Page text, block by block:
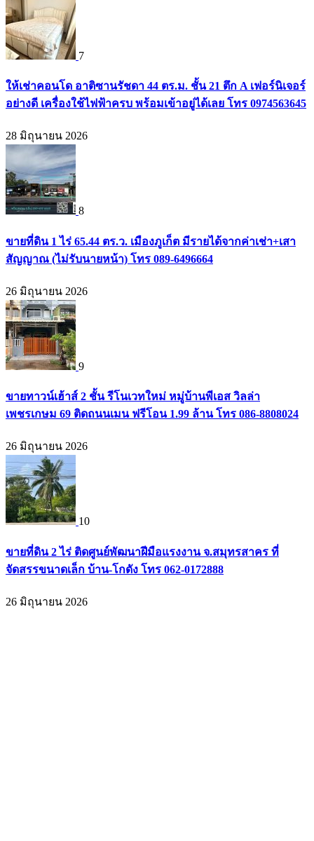
7
ให้เช่าคอนโด อาติซานรัชดา 44 ตร.ม. ชั้น 21 ตึก A เฟอร์นิเจอร์
อย่างดี เครื่องใช้ไฟฟ้าครบ พร้อมเข้าอยู่ได้เลย โทร 0974563645
28 มิถุนายน 2026
8
ขายที่ดิน 1 ไร่ 65.44 ตร.ว. เมืองภูเก็ต มีรายได้จากค่าเช่า+เสา
สัญญาณ (ไม่รับนายหน้า) โทร 089-6496664
26 มิถุนายน 2026
9
ขายทาวน์เฮ้าส์ 2 ชั้น รีโนเวทใหม่ หมู่บ้านพีเอส วิลล่า
เพชรเกษม 69 ติดถนนเมน ฟรีโอน 1.99 ล้าน โทร 086-8808024
26 มิถุนายน 2026
10
ขายที่ดิน 2 ไร่ ติดศูนย์พัฒนาฝีมือแรงงาน จ.สมุทรสาคร ที่
จัดสรรขนาดเล็ก บ้าน-โกดัง โทร 062-0172888
26 มิถุนายน 2026